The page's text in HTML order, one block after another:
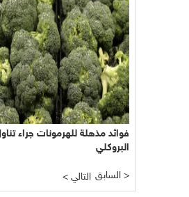
فوائد مذهلة للهرمونات جراء
البروكلي
< التالي السابق >